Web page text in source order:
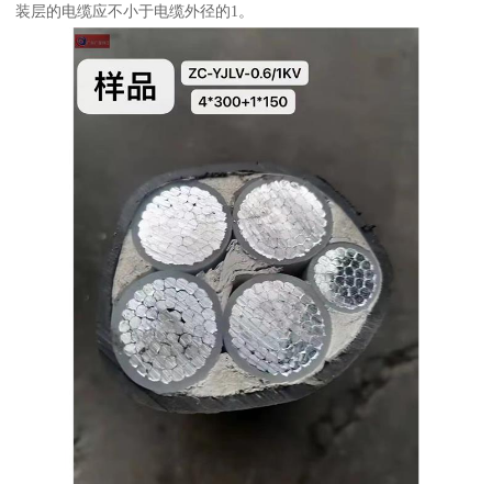
装层的电缆应不小于电缆外径的1。